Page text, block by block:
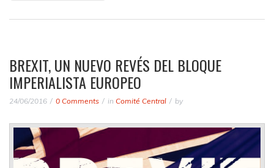
BREXIT, UN NUEVO REVÉS DEL BLOQUE
IMPERIALISTA EUROPEO
24/06/2016 0 Comments in Comité Central by